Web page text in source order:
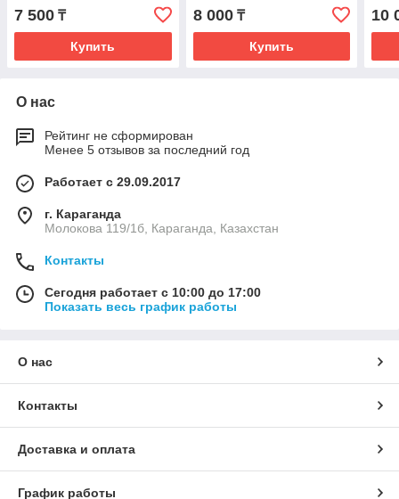
7 500 ₸
Купить
8 000₸
Купить
10
О нас
Рейтинг не сформирован
Менее 5 отзывов за последний год
Работает с 29.09.2017
г. Караганда
Молокова 119/1б, Караганда, Казахстан
Контакты
Сегодня работает с 10:00 до 17:00
Показать весь график работы
О нас
Контакты
Доставка и оплата
График работы